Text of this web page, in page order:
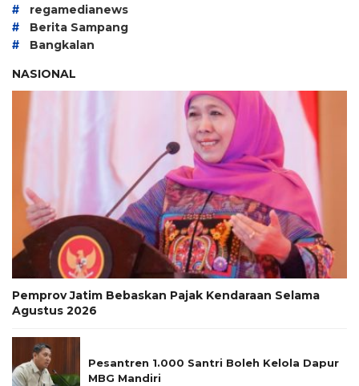
# regamedianews
# Berita Sampang
#
Bangkalan
NASIONAL
Pemprov Jatim Bebaskan Pajak Kendaraan Selama
Agustus 2026
Pesantren 1.000 Santri Boleh Kelola Dapur
MBG Mandiri